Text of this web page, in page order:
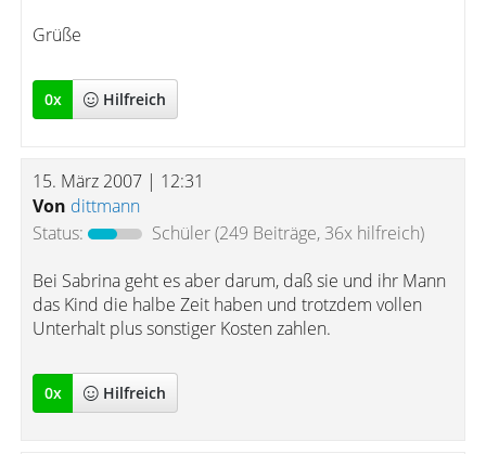
Grüße
0x Hilfreich
15. März 2007 | 12:31
Von dittmann
Status:
Schüler(249 Beiträge, 36x hilfreich)
Bei Sabrina geht es aber darum, daß sie und ihr Mann
das Kind die halbe Zeit haben und trotzdem vollen
Unterhalt plus sonstiger Kosten zahlen.
0x Hilfreich